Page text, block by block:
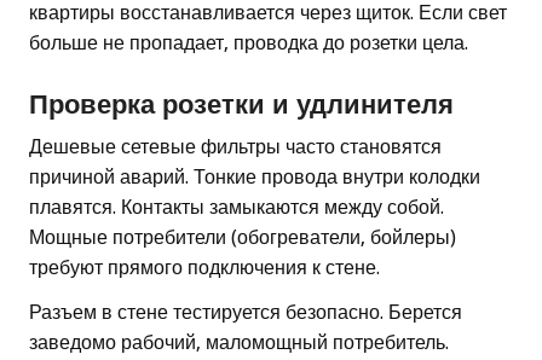
квартиры восстанавливается через щиток. Если свет
больше не пропадает, проводка до розетки цела.
Проверка розетки и удлинителя
Дешевые сетевые фильтры часто становятся
причиной аварий. Тонкие провода внутри колодки
плавятся. Контакты замыкаются между собой.
Мощные потребители (обогреватели, бойлеры)
требуют прямого подключения к стене.
Разъем в стене тестируется безопасно. Берется
заведомо рабочий, маломощный потребитель.